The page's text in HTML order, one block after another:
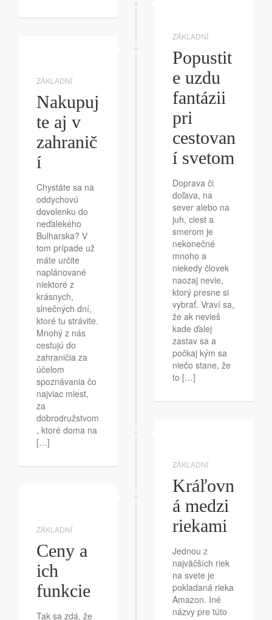
ZÁKLADNÍ
Popustit
e uzdu
fantázii
pri
cestovan
í svetom
Doprava či
doľava, na
sever alebo na
juh, ciest a
smerom je
nekonečné
mnoho a
niekedy človek
naozaj nevie,
ktorý presne si
vybrať. Vraví sa,
že ak nevieš
kade ďalej
zastav sa a
počkaj kým sa
niečo stane, že
to […]
ZÁKLADNÍ
Nakupuj
te aj v
zahranič
í
Chystáte sa na
oddychovú
dovolenku do
neďalekého
Bulharska? V
tom prípade už
máte určite
naplánované
niektoré z
krásnych,
slnečných dní,
ktoré tu strávite.
Mnohý z nás
cestujú do
zahraničia za
účelom
spoznávania čo
najviac miest,
za
dobrodružstvom
, ktoré doma na
[…]
ZÁKLADNÍ
Kráľovn
á medzi
riekami
Jednou z
najväčších riek
na svete je
pokladaná rieka
Amazon. Iné
názvy pre túto
ZÁKLADNÍ
Ceny a
ich
funkcie
Tak sa zdá, že